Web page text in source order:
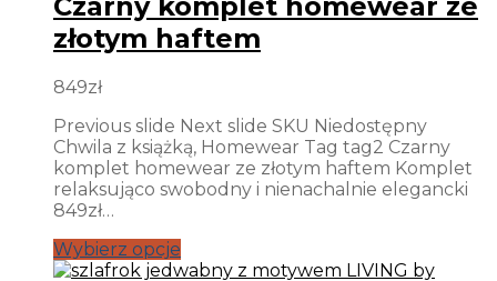
złotym haftem
849zł
Previous slide Next slide SKU Niedostępny
Chwila z książką, Homewear Tag tag2 Czarny
komplet homewear ze złotym haftem Komplet
relaksująco swobodny i nienachalnie elegancki
849zł…
Wybierz opcje